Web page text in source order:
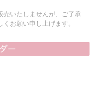
売いたしませんが、ご了承
お願い申し上げます。